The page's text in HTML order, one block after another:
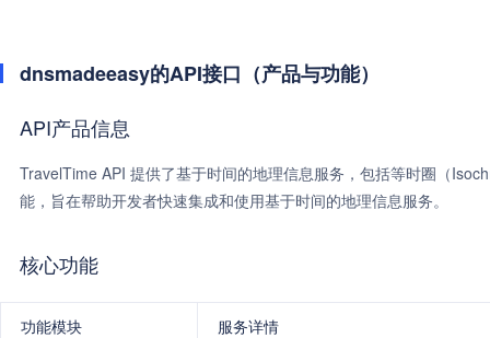
dnsmadeeasy的API接口（产品与功能）
API产品信息
TravelTime API 提供了基于时间的地理信息服务，包括等时圈（
能，旨在帮助开发者快速集成和使用基于时间的地理信息服务。
核心功能
功能模块 服务详情